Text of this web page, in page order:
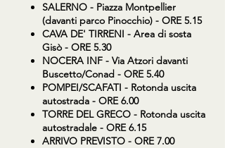
SALERNO - Piazza Montpellier
(davanti parco Pinocchio) - ORE 5.15
CAVA DE' TIRRENI - Area di sosta
Gisò - ORE 5.30
NOCERA INF - Via Atzori davanti
Buscetto/Conad - ORE 5.40
POMPEI/SCAFATI - Rotonda uscita
autostrada - ORE 6.00
TORRE DEL GRECO - Rotonda uscita
autostradale - ORE 6.15
ARRIVO PREVISTO - ORE 7.00